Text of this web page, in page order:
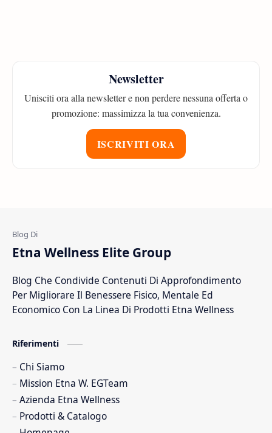
Newsletter
Unisciti ora alla newsletter e non perdere nessuna offerta o
promozione: massimizza la tua convenienza.
ISCRIVITI ORA
Etna Wellness Elite Group
Blog Che Condivide Contenuti Di Approfondimento
Per Migliorare Il Benessere Fisico, Mentale Ed
Economico Con La Linea Di Prodotti Etna Wellness
Riferimenti
Chi Siamo
Mission Etna W. EGTeam
Azienda Etna Wellness
Prodotti & Catalogo